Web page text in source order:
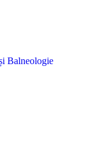
Balneologie